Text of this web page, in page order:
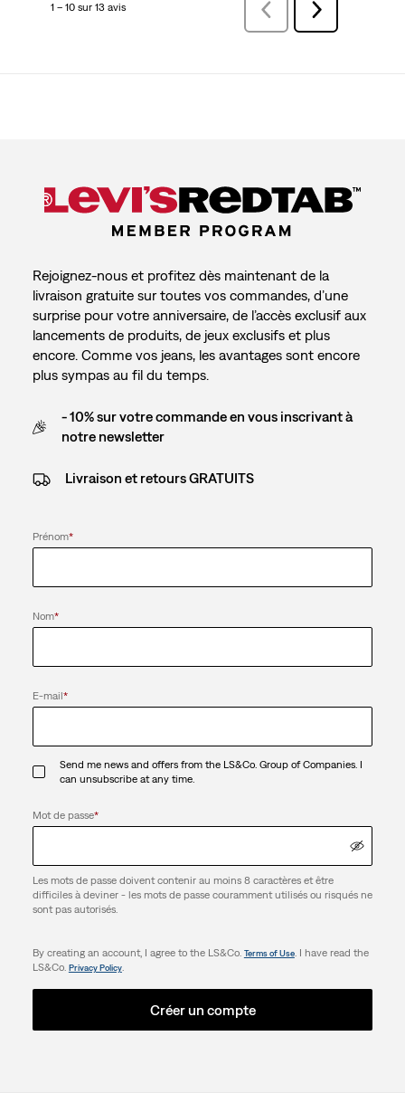
1 – 10 sur 13 avis PrécédentavisSuivant
avis
Rejoignez-nous et profitez dès maintenant de la
livraison gratuite sur toutes vos commandes, d’une
surprise pour votre anniversaire, de l’accès exclusif aux
lancements de produits, de jeux exclusifs et plus
encore. Comme vos jeans, les avantages sont encore
plus sympas au fil du temps.
- 10% sur votre commande en vous inscrivant à
notre newsletter
Livraison et retours GRATUITS
Prénom*
Nom*
E-mail*
Send me news and offers from the LS&Co. Group of Companies. I
can unsubscribe at any time.
Mot de passe*
Les mots de passe doivent contenir au moins 8 caractères et être
difficiles à deviner - les mots de passe couramment utilisés ou risqués ne
sont pas autorisés.
By creating an account, I agree to the LS&Co. Terms of Use. I have read the
LS&Co. Privacy Policy.
Créer un compte